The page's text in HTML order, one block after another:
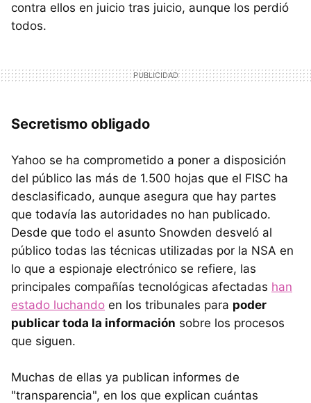
contra ellos en juicio tras juicio, aunque los perdió
todos.
Secretismo obligado
Yahoo se ha comprometido a poner a disposición
del público las más de 1.500 hojas que el FISC ha
desclasificado, aunque asegura que hay partes
que todavía las autoridades no han publicado.
Desde que todo el asunto Snowden desveló al
público todas las técnicas utilizadas por la NSA en
lo que a espionaje electrónico se refiere, las
principales compañías tecnológicas afectadas han
estado luchando en los tribunales para poder
publicar toda la información sobre los procesos
que siguen.
Muchas de ellas ya publican informes de
"transparencia", en los que explican cuántas